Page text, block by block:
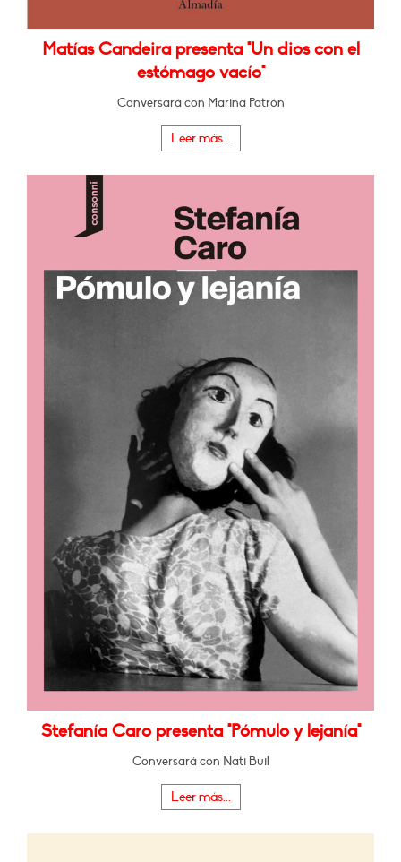
Matías Candeira presenta "Un dios con el
estómago vacío"
Conversará con Marina Patrón
Leer más...
Stefanía Caro presenta "Pómulo y lejanía"
Conversará con Nati Buil
Leer más...